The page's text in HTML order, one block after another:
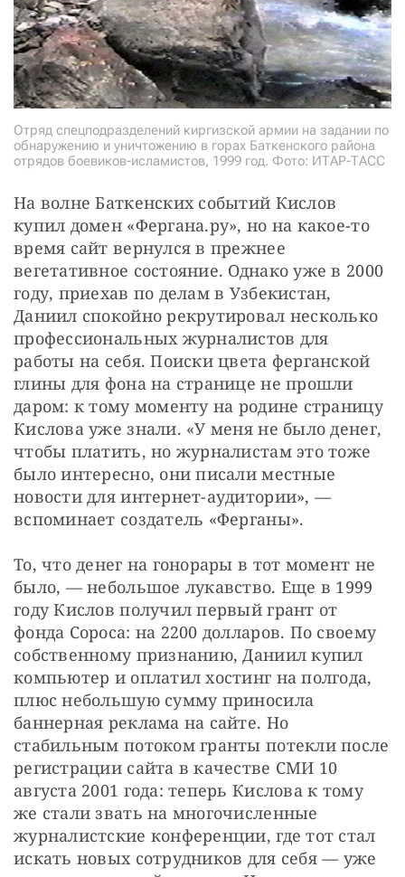
Отряд спецподразделений киргизской армии на задании по
обнаружению и уничтожению в горах Баткенского района
отрядов боевиков-исламистов, 1999 год. Фото: ИТАР-ТАСС
На волне Баткенских событий Кислов
купил домен «Фергана.ру», но на какое-то
время сайт вернулся в прежнее
вегетативное состояние. Однако уже в 2000
году, приехав по делам в Узбекистан,
Даниил спокойно рекрутировал несколько
профессиональных журналистов для
работы на себя. Поиски цвета ферганской
глины для фона на странице не прошли
даром: к тому моменту на родине страницу
Кислова уже знали. «У меня не было денег,
чтобы платить, но журналистам это тоже
было интересно, они писали местные
новости для интернет-аудитории», —
вспоминает создатель «Ферганы».
То, что денег на гонорары в тот момент не
было, — небольшое лукавство. Еще в 1999
году Кислов получил первый грант от
фонда Сороса: на 2200 долларов. По своему
собственному признанию, Даниил купил
компьютер и оплатил хостинг на полгода,
плюс небольшую сумму приносила
баннерная реклама на сайте. Но
стабильным потоком гранты потекли после
регистрации сайта в качестве СМИ 10
августа 2001 года: теперь Кислова к тому
же стали звать на многочисленные
журналистские конференции, где тот стал
искать новых сотрудников для себя — уже